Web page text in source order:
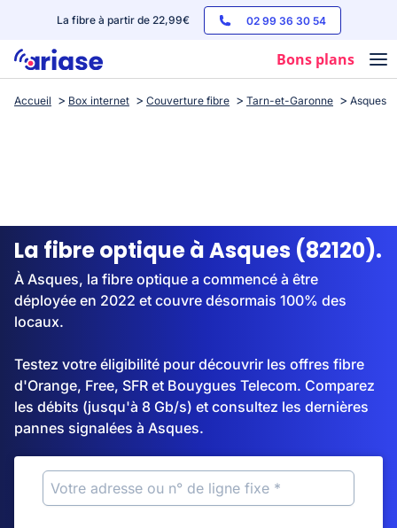
La fibre à partir de 22,99€ 02 99 36 30 54
Bons plans
Box internet
Streaming
Accueil Box internet Couverture fibre Tarn-et-Garonne Asques
La fibre optique à Asques (82120).
À Asques, la fibre optique a commencé à être
déployée en 2022 et couvre désormais 100% des
locaux.
Testez votre éligibilité pour découvrir les offres fibre
d'Orange, Free, SFR et Bouygues Telecom. Comparez
les débits (jusqu'à 8 Gb/s) et consultez les dernières
pannes signalées à Asques.